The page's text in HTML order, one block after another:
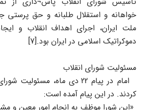
خواهانه و استقلال طلبانه و حق پرستی
ملت ایران، اجرای اهداف انقلاب و
دموکراتیک اسلامی در ایران بود.[7]
مسئولیت شورای انقلاب
امام در پیام 22 دی ماه،
کردند. در این پیام آمده است:
«این شورا موظف به انجام امور معین